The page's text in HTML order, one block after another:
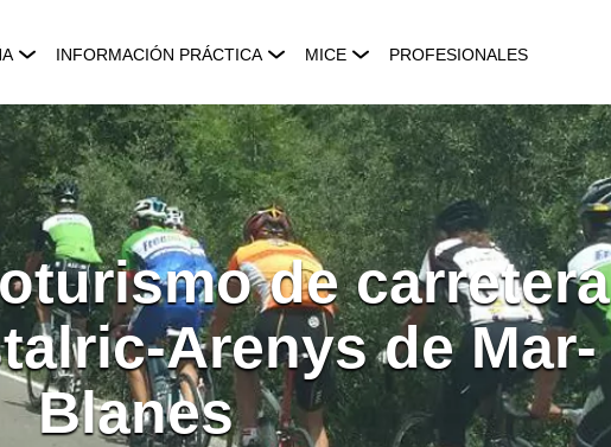
INFORMACIÓN PRÁCTICA MICE PROFESIONALES
de carretera
Arenys de Mar-
Blanes